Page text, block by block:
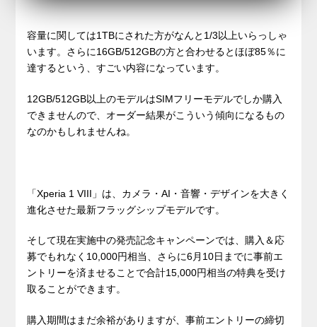
容量に関しては1TBにされた方がなんと1/3以上いらっしゃ
います。さらに16GB/512GBの方と合わせるとほぼ85％に
達するという、すごい内容になっています。
12GB/512GB以上のモデルはSIMフリーモデルでしか購入
できませんので、オーダー結果がこういう傾向になるもの
なのかもしれませんね。
「Xperia 1 VIII」は、カメラ・AI・音響・デザインを大きく
進化させた最新フラッグシップモデルです。
そして現在実施中の発売記念キャンペーンでは、購入＆応
募でもれなく10,000円相当、さらに6月10日までに事前エ
ントリーを済ませることで合計15,000円相当の特典を受け
取ることができます。
購入期間はまだ余裕がありますが、事前エントリーの締切